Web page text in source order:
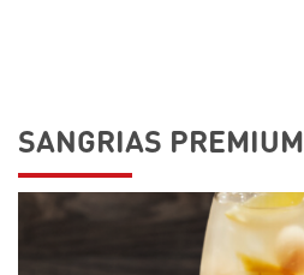
SANGRIAS PREMIUM